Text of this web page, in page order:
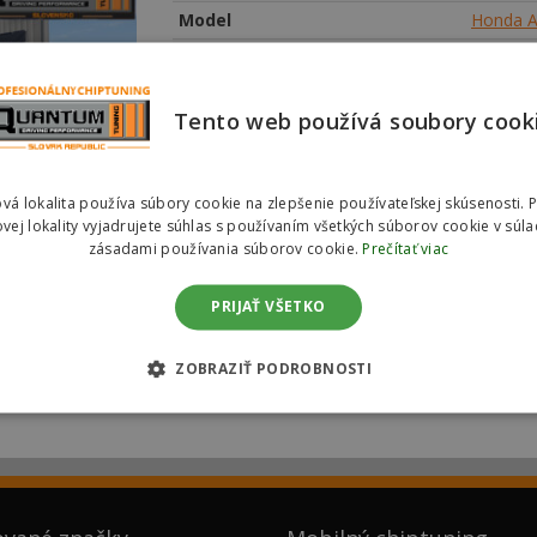
Model
Honda
Honda
Najeté km
286 877
Datum realizace
07. 01.
Vyjádření zákazníka
Služba
Chiptuning Honda
Tento web používá soubory
lokalita používa súbory cookie na zlepšenie používateľskej skúsenosti.
lokality vyjadrujete súhlas s používaním všetkých súborov cookie v
zásadami používania súborov cookie.Prečítať viac
PRIJAŤ VŠETKO
ZOBRAZIŤ PODROBNOSTI